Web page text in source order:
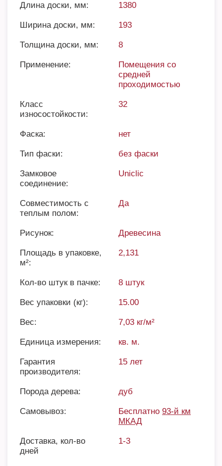
Длина доски, мм: 1380
Ширина доски, мм: 193
Толщина доски, мм: 8
Применение:
Помещения со
средней
проходимостью
Класс
износостойкости:
32
Фаска: нет
Тип фаски: без фаски
Замковое
соединение:
Uniclic
Совместимость с
теплым полом:
Да
Рисунок: Древесина
Площадь в упаковке,
м²:
2,131
Кол-во штук в пачке: 8 штук
Вес упаковки (кг): 15.00
Вес: 7,03 кг/м²
Единица измерения: кв. м.
Гарантия
производителя:
15 лет
Порода дерева: дуб
Самовывоз: Бесплатно 93-й км
МКАД
Доставка, кол-во
дней
1-3